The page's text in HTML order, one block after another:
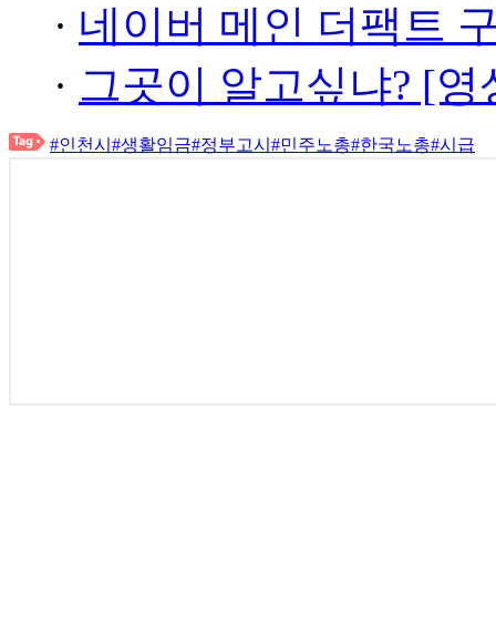
· 네이버 메인 더팩트
· 그곳이 알고싶냐? [
#인천시 #생활임금#정부고시 #민주노총#한국노총#시급